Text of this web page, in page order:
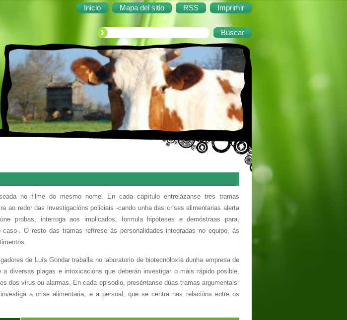
Inicio Mapa del sitio RSS Imprimir
no filme do mesmo nome. En cada capítulo entrelázanse tres tramas
ao redor das investigacións policiais -cando unha das crises alimentarias alerta
probas, interroga aos implicados, formula hipóteses e demóstraas para,
. O resto das tramas refírese ás personalidades integradas no equipo, ás
de Luís Gondar traballa no laboratorio de biotecnoloxía dunha empresa de
a diversas plagas e intoxicacións que deberán investigar o máis rápido posible,
dos virus ou alarmas. En cada episodio, preséntanse dúas tramas argumentais:
a crise alimentaria, e a persoal, que se centra nas relacións entre os